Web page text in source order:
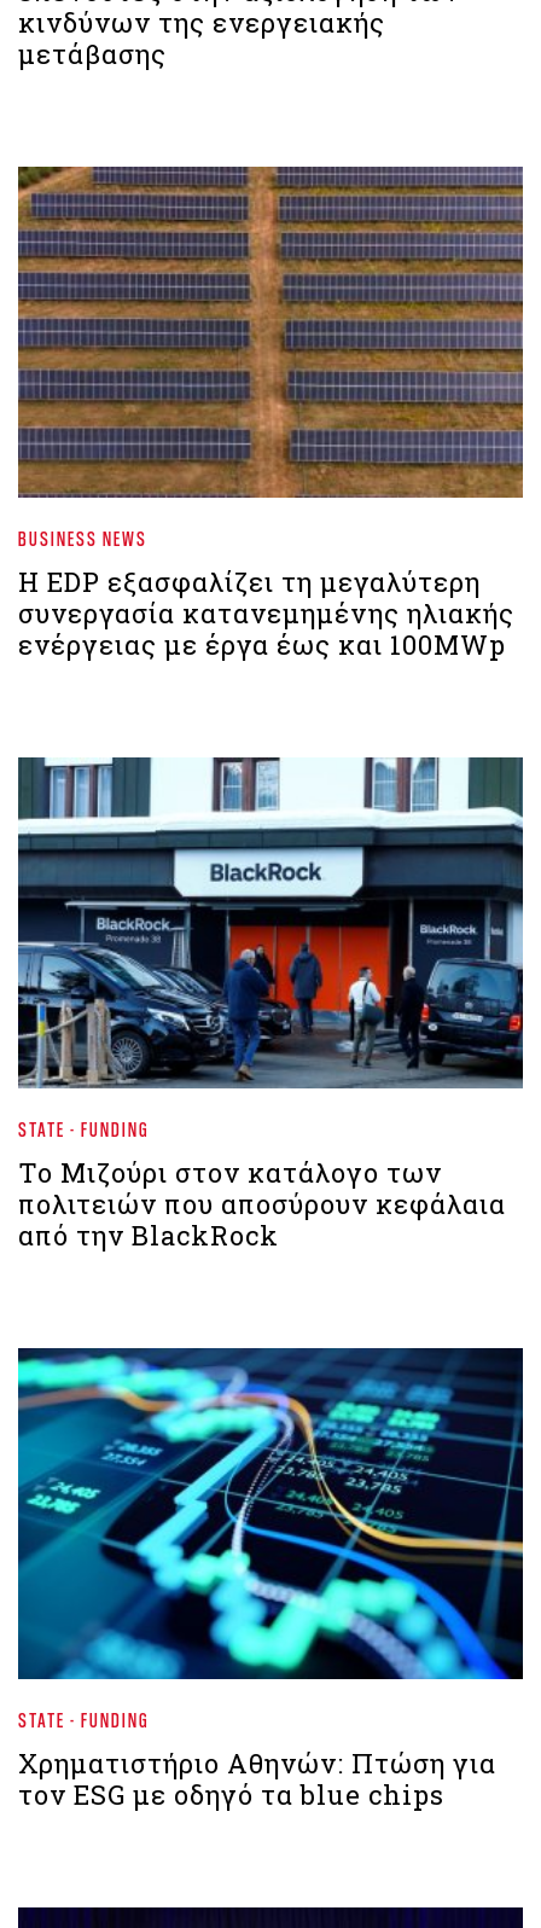
κινδύνων της ενεργειακής
μετάβασης
BUSINESS NEWS
Η EDP εξασφαλίζει τη μεγαλύτερη
συνεργασία κατανεμημένης ηλιακής
ενέργειας με έργα έως και 100MWp
STATE - FUNDING
To Mιζούρι στον κατάλογο των
πολιτειών που αποσύρουν κεφάλαια
από την BlackRock
STATE - FUNDING
Χρηματιστήριο Aθηνών: Πτώση για
τον ESG με οδηγό τα blue chips